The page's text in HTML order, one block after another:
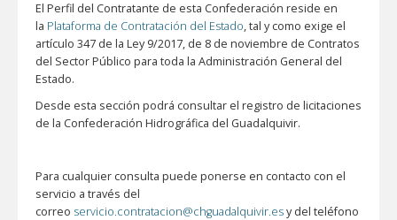
El Perfil del Contratante de esta Confederación reside en
la Plataforma de Contratación del Estado, tal y como exige el
artículo 347 de la Ley 9/2017, de 8 de noviembre de Contratos
del Sector Público para toda la Administración General del
Estado.
Desde esta sección podrá consultar el registro de licitaciones
de la Confederación Hidrográfica del Guadalquivir.
Para cualquier consulta puede ponerse en contacto con el
servicio a través del
correo servicio.contratacion@chguadalquivir.esy del teléfono